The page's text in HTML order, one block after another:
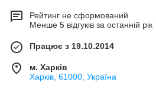
Рейтинг не сформований
Менше 5 відгуків за останній рік
Працює з 19.10.2014
м. Харків
Харків, 61000, Україна